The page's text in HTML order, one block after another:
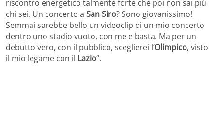
riscontro energetico talmente forte che poi non sai più
chi sei. Un concerto a San Siro? Sono giovanissimo!
Semmai sarebbe bello un videoclip di un mio concerto
dentro uno stadio vuoto, con me e basta. Ma per un
debutto vero, con il pubblico, sceglierei l’Olimpico, visto
il mio legame con il Lazio“.